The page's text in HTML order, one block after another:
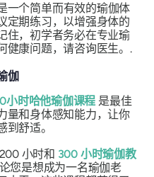
一个简单而有效的瑜伽体
定期练习，以增强身体的
住，初学者务必在专业瑜
健康问题，请咨询医生。.
伽
小时哈他瑜伽课程 是最佳
量和身体感知能力，让你
舒适。
小时和 300 小时瑜伽教
您是想成为一名瑜伽老